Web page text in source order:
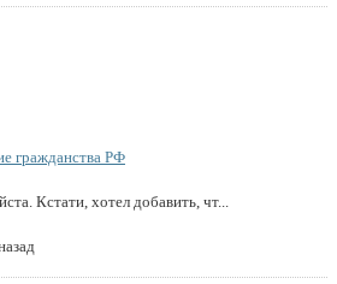
гражданства РФ
Кстати, хотел добавить, чт...